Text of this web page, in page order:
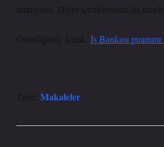
umuyoruz. Diğer içeriklerimizi de
Önerdiğimiz İçerik: İş Bankası
Tarih: Makaleler